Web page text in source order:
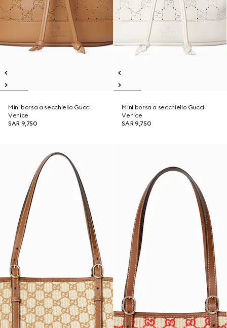
Mini borsa a secchiello Gucci
Venice
SAR 9,750
Mini borsa a secchiello Gucci
Venice
SAR 9,750